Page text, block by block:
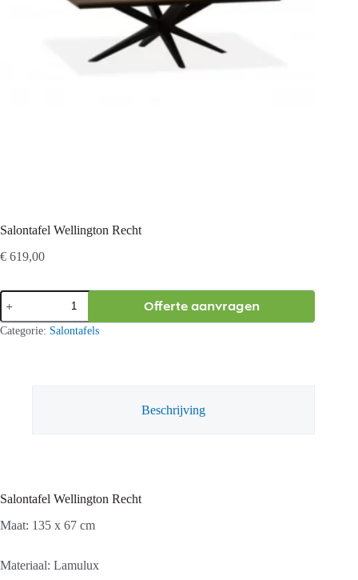
Salontafel Wellington Recht
€ 619,00
Salontafel
Wellington
Recht
aantal
Offerte aanvragen
Categorie: Salontafels
Beschrijving
Salontafel Wellington Recht
Maat: 135 x 67 cm
Materiaal: Lamulux